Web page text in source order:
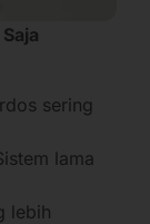
sering
lama
lebih